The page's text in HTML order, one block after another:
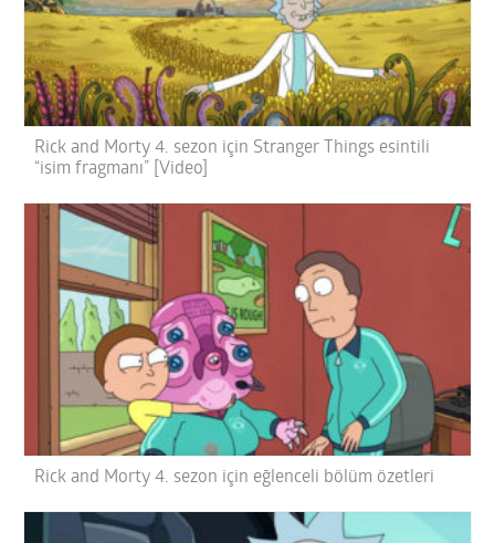
Rick and Morty 4. sezon için Stranger Things esintili
“isim fragmanı” [Video]
Rick and Morty 4. sezon için eğlenceli bölüm özetleri